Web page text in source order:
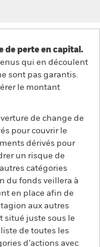
de perte en capital.
qui en découlent
sont pas garantis.
le montant
de change de
pour couvrir le
dérivés pour
un risque de
catégories
du fonds veillera à
en place afin de
aux autres
situé juste sous le
de toutes les
d’actions avec